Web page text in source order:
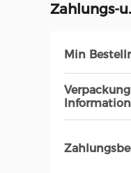
Zahlungs-
Min
Verpackung